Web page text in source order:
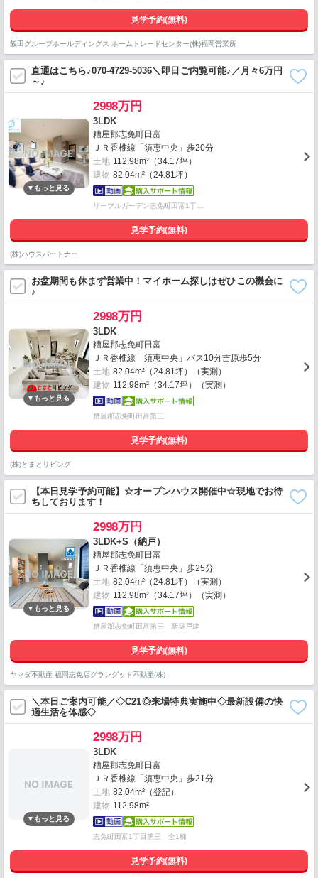
見学予約(無料)
飯田グループホールディングス ホームトレードセンター(株)福岡営業所
直通はこちら♪070-4729-5036＼即日ご内覧可能♪／月々6万円
～♪
2998万円
3LDK
糟屋郡志免町田富
ＪＲ香椎線「須恵中央」歩20分
土地 112.98m²（34.17坪）
建物 82.04m²（24.81坪）
リーブルガーデン志免町田富1丁…
見学予約(無料)
(株)ハウスパートナー
お盆期間も休まず営業中！マイホーム探しはぜひこの機会に
♪
2998万円
3LDK
糟屋郡志免町田富
ＪＲ香椎線「須恵中央」バス10分吉原歩5分
土地 82.04m²（24.81坪）（実測）
建物 112.98m²（34.17坪）（実測）
糟屋郡志免町田富第三
見学予約(無料)
(株)とまとリビング
【本日見学予約可能】☆オープンハウス開催中☆現地でお待
ちしております！
2998万円
3LDK+S（納戸）
糟屋郡志免町田富
ＪＲ香椎線「須恵中央」歩25分
土地 82.04m²（24.81坪）（実測）
建物 112.98m²（34.17坪）（実測）
糟屋郡志免町田富第三 新築戸建
見学予約(無料)
ヤマダ不動産 福岡志免店グラングッド不動産(株)
＼本日ご案内可能／◇C21◎来場特典実施中◇最新設備の快
適生活を体感◇
2998万円
3LDK
糟屋郡志免町田富
ＪＲ香椎線「須恵中央」歩21分
土地 82.04m²（登記）
建物 112.98m²
志免町田富1丁目第三 全1棟
見学予約(無料)